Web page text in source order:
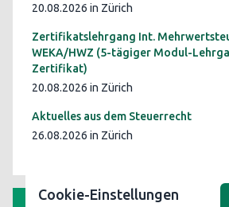
20.08.2026 in Zürich
Zertifikatslehrgang Int.
WEKA/HWZ (5-tägiger Modul-
Zertifikat)
20.08.2026 in Zürich
Aktuelles aus dem Steuerrecht
26.08.2026 in Zürich
Cookie-Einstellungen